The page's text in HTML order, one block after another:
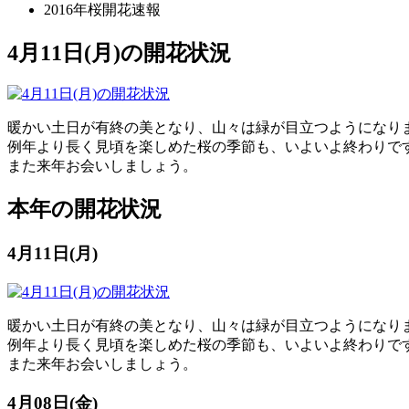
2016年桜開花速報
4月11日(月)の開花状況
暖かい土日が有終の美となり、山々は緑が目立つようになり
例年より長く見頃を楽しめた桜の季節も、いよいよ終わりで
また来年お会いしましょう。
本年の開花状況
4月11日(月)
暖かい土日が有終の美となり、山々は緑が目立つようになり
例年より長く見頃を楽しめた桜の季節も、いよいよ終わりで
また来年お会いしましょう。
4月08日(金)